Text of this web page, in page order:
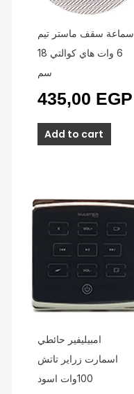
سماعة سقف ماستر تيم
6 وات هاي كوالتي 18
سم
435,00 EGP
Add to cart
امبيليفير حائطي
اسمارت زراير تاتش
100وات اسود